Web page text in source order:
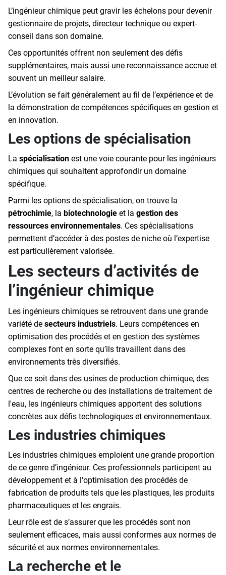
L’ingénieur chimique peut gravir les échelons pour devenir
gestionnaire de projets, directeur technique ou expert-
conseil dans son domaine.
Ces opportunités offrent non seulement des défis
supplémentaires, mais aussi une reconnaissance accrue et
souvent un meilleur salaire.
L’évolution se fait généralement au fil de l’expérience et de
la démonstration de compétences spécifiques en gestion et
en innovation.
Les options de spécialisation
La spécialisation est une voie courante pour les ingénieurs
chimiques qui souhaitent approfondir un domaine
spécifique.
Parmi les options de spécialisation, on trouve la
pétrochimie, la biotechnologie et la gestion des
ressources environnementales. Ces spécialisations
permettent d’accéder à des postes de niche où l’expertise
est particulièrement valorisée.
Les secteurs d’activités de
l’ingénieur chimique
Les ingénieurs chimiques se retrouvent dans une grande
variété de secteurs industriels. Leurs compétences en
optimisation des procédés et en gestion des systèmes
complexes font en sorte qu’ils travaillent dans des
environnements très diversifiés.
Que ce soit dans des usines de production chimique, des
centres de recherche ou des installations de traitement de
l'eau, les ingénieurs chimiques apportent des solutions
concrètes aux défis technologiques et environnementaux.
Les industries chimiques
Les industries chimiques emploient une grande proportion
de ce genre d’ingénieur. Ces professionnels participent au
développement et à l'optimisation des procédés de
fabrication de produits tels que les plastiques, les produits
pharmaceutiques et les engrais.
Leur rôle est de s’assurer que les procédés sont non
seulement efficaces, mais aussi conformes aux normes de
sécurité et aux normes environnementales.
La recherche et le